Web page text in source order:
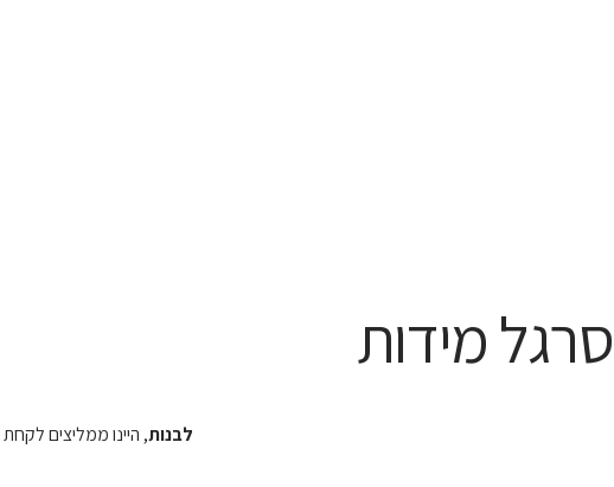
סרגל מידות
לבנות, היינו ממליצים